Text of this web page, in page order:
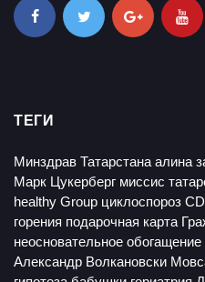
ТЕГИ
Минздрав Татарстана алина
Марк Цукерберг миссис
healthy Group циклоспороз
горения подарочная карта
неосновательное обогащение
Александр Волкановски